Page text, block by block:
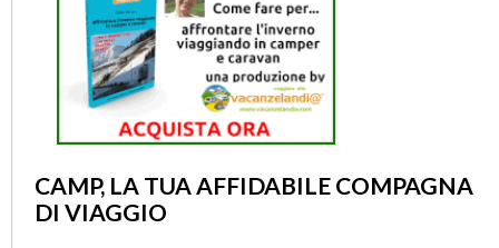
CAMP, LA TUA AFFIDABILE COMPAGNA
DI VIAGGIO